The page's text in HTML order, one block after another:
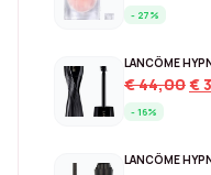
- 27%
€44,00
€
€
- 16%
LANCÔME